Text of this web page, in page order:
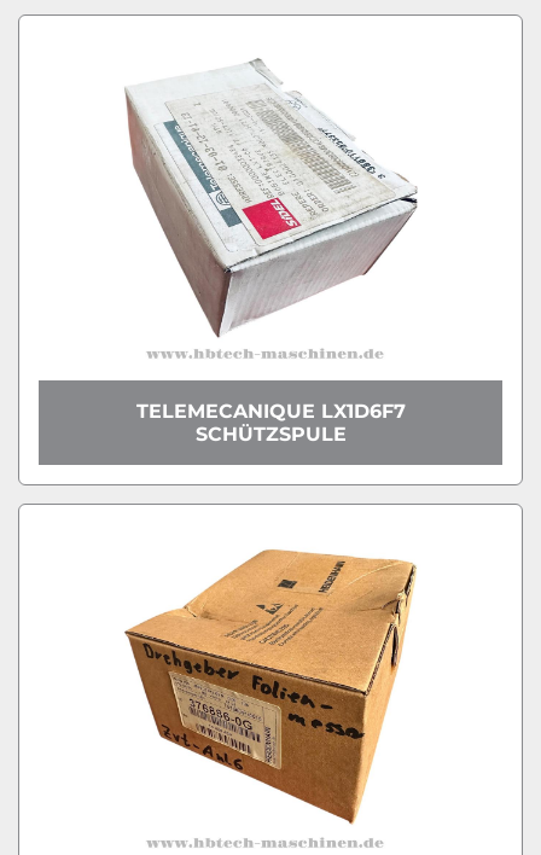
TELEMECANIQUE LX1D6F7
SCHÜTZSPULE